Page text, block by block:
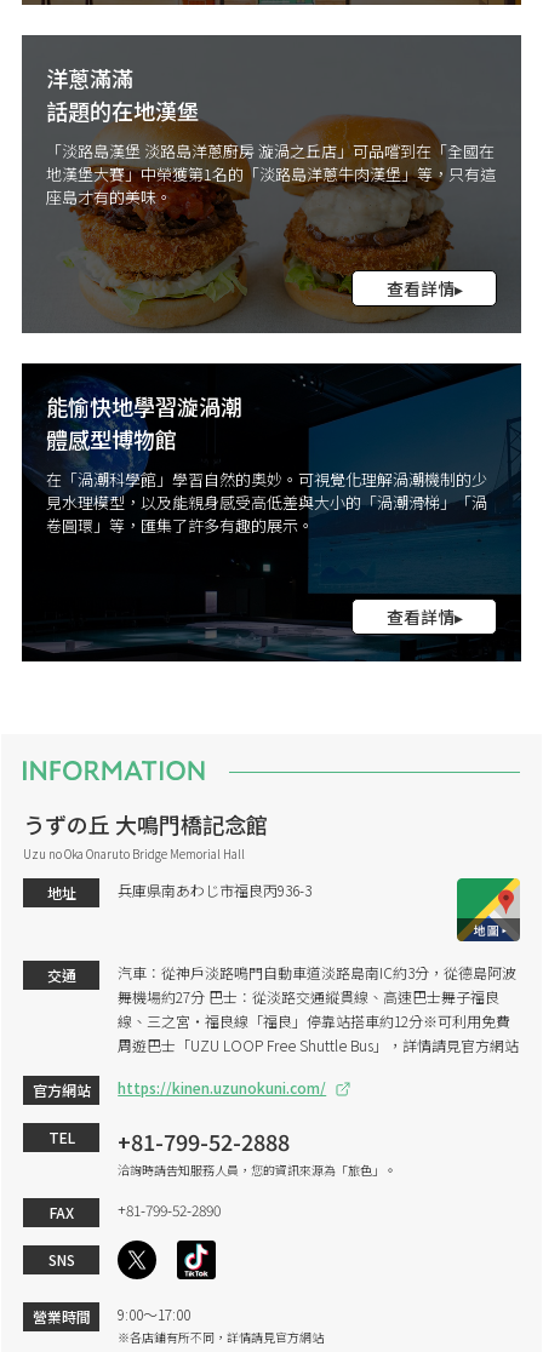
洋蔥滿滿
話題的在地漢堡
「淡路島漢堡 淡路島洋蔥廚房 漩渦之丘店」可品嚐到在「全國在
地漢堡大賽」中榮獲第1名的「淡路島洋蔥牛肉漢堡」等，只有這
座島才有的美味。
查看詳情▸
能愉快地學習漩渦潮
體感型博物館
在「渦潮科學館」學習自然的奧妙。可視覺化理解渦潮機制的少
見水理模型，以及能親身感受高低差與大小的「渦潮滑梯」「渦
卷圓環」等，匯集了許多有趣的展示。
查看詳情▸
うずの丘 大鳴門橋記念館
Uzu no Oka Onaruto Bridge Memorial Hall
地址 兵庫県南あわじ市福良丙936-3
交通
汽車：從神戶淡路鳴門自動車道淡路島南IC約3分，從德島阿波
舞機場約27分 巴士：從淡路交通縱貫線、高速巴士舞子福良
線、三之宮・福良線「福良」停靠站搭車約12分※可利用免費
周遊巴士「UZU LOOP Free Shuttle Bus」，詳情請見官方網站
官方網站 https://kinen.uzunokuni.com/
TEL +81-799-52-2888
洽詢時請告知服務人員，您的資訊來源為「旅色」。
FAX +81-799-52-2890
SNS
營業時間 9:00～17:00
※各店鋪有所不同，詳情請見官方網站